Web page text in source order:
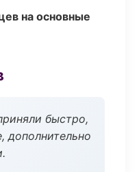
на основные
быстро,
дополнительно